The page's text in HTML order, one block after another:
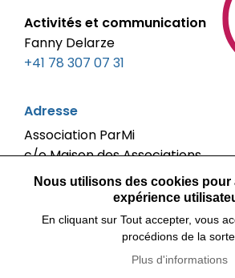
Activités et communication
Fanny Delarze
+41 78 307 07 31‬
Adresse
Association ParMi
c/o Maison des Associations
Boulevard de Pérolles 40
Entretiens sur rendez-vous
Nous utilisons des cookies pour
expérience
En cliquant sur Tout accepter, vous
procédions de la sorte.
Plus d'informations